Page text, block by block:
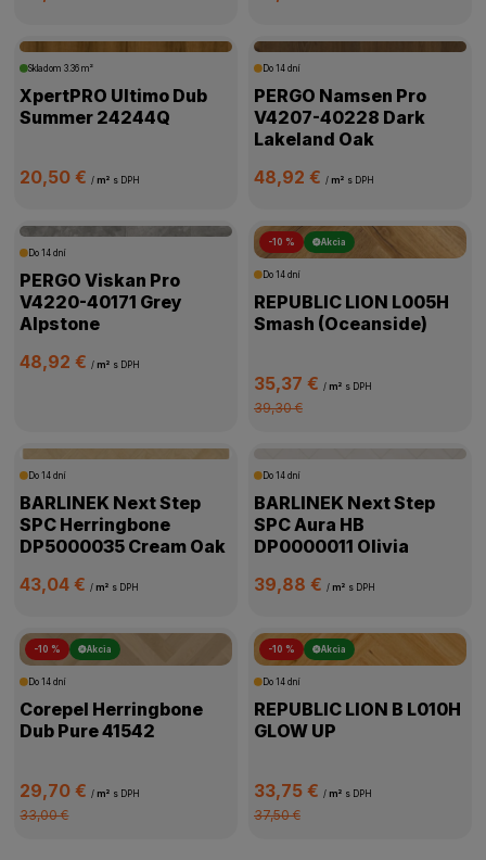
Skladom3.36 m²
XpertPRO Ultimo Dub
Summer 24244Q
20,50 €/ m² s DPH
Do 14 dní
PERGO Namsen Pro
V4207-40228 Dark
Lakeland Oak
48,92 € / m² s DPH
Do 14 dní
PERGO Viskan Pro
V4220-40171 Grey
Alpstone
48,92 €/ m² s DPH
-10 % Akcia
Do 14 dní
REPUBLIC LION L005H
Smash (Oceanside)
35,37 € / m² s DPH
39,30 €
Do 14 dní
BARLINEK Next Step
SPC Herringbone
DP5000035 Cream Oak
43,04 €/ m² s DPH
Do 14 dní
BARLINEK Next Step
SPC Aura HB
DP0000011 Olivia
39,88 € / m² s DPH
-10 % Akcia
Do 14 dní
Corepel Herringbone
Dub Pure 41542
29,70 €/ m² s DPH
33,00 €
-10 % Akcia
Do 14 dní
REPUBLIC LION B L010H
GLOW UP
33,75 € / m² s DPH
37,50 €